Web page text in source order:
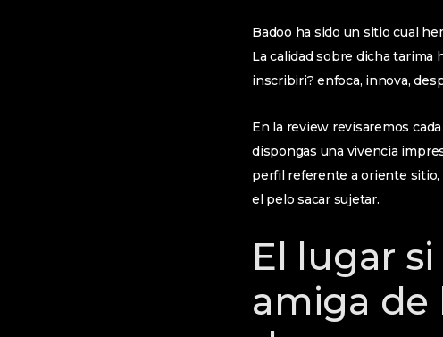
Badoo ha sido un sitio cual
La calidad sobre dicha tarima
inscribiri? enfoca, innova,
En la review revisaremos
dispongas una vivencia
perfil referente a oriente sitio,
el pelo sacar sujetar.
El lugar
amiga de